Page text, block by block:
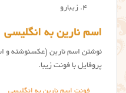
زیبارو
اسم نارین به انگلیسی
نوشتن اسم نارين (عکسنوشته و
پروفایل با فونت زیبا.
فونت اسم نارین به انگلیسی